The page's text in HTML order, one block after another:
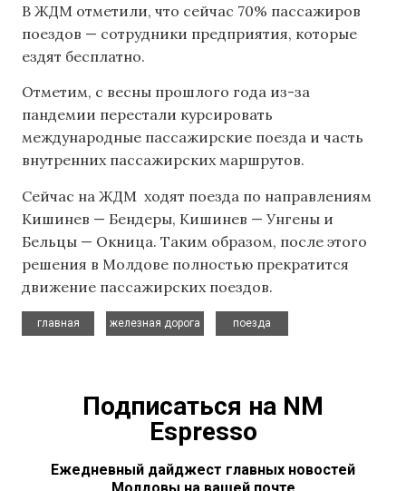
В ЖДМ отметили, что сейчас 70% пассажиров
поездов — сотрудники предприятия, которые
ездят бесплатно.
Отметим, с весны прошлого года из-за
пандемии перестали курсировать
международные пассажирские поезда и часть
внутренних пассажирских маршрутов.
Сейчас на ЖДМ ходят поезда по направлениям
Кишинев — Бендеры, Кишинев — Унгены и
Бельцы — Окница. Таким образом, после этого
решения в Молдове полностью прекратится
движение пассажирских поездов.
главная
железная дорога
поезда
Подписаться на NM
Espresso
Ежедневный дайджест главных новостей